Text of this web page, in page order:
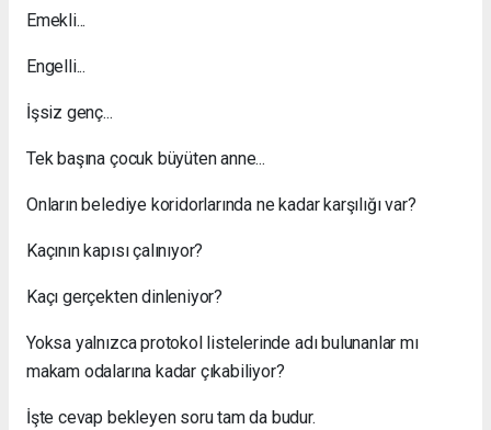
Emekli...
Engelli...
İşsiz genç...
Tek başına çocuk büyüten anne...
Onların belediye koridorlarında ne kadar karşılığı var?
Kaçının kapısı çalınıyor?
Kaçı gerçekten dinleniyor?
Yoksa yalnızca protokol listelerinde adı bulunanlar mı
makam odalarına kadar çıkabiliyor?
İşte cevap bekleyen soru tam da budur.